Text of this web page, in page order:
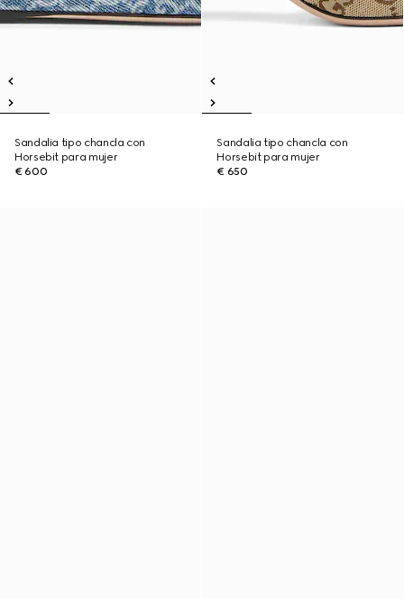
Sandalia tipo chancla con
Horsebit para mujer
€ 600
Sandalia tipo chancla con
Horsebit para mujer
€ 650